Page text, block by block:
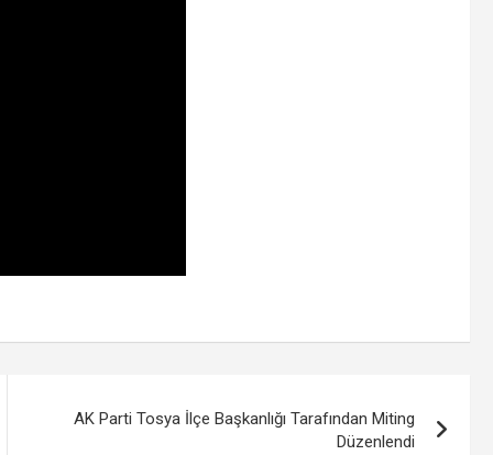
AK Parti Tosya İlçe Başkanlığı Tarafından Miting
Düzenlendi